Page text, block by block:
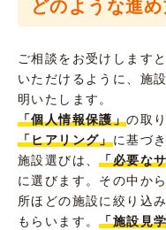
どのような進
ご相談をお受けします
いただけるように、施
明いたします。
「個人情報保護」の取
「ヒアリング」に基づ
施設選びは、「必要な
に選びます。その中か
所ほどの施設に絞り込
もらいます。「施設見